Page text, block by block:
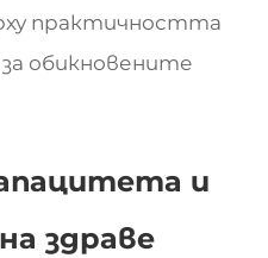
практичността
обикновените
и
здраве